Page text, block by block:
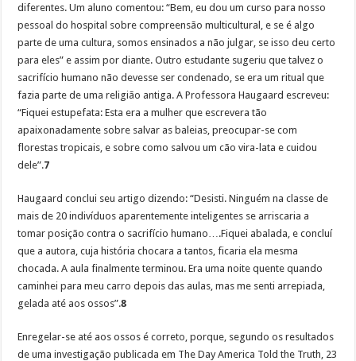
diferentes. Um aluno comentou: “Bem, eu dou um curso para nosso
pessoal do hospital sobre compreensão multicultural, e se é algo
parte de uma cultura, somos ensinados a não julgar, se isso deu certo
para eles” e assim por diante. Outro estudante sugeriu que talvez o
sacrifício humano não devesse ser condenado, se era um ritual que
fazia parte de uma religião antiga. A Professora Haugaard escreveu:
“Fiquei estupefata: Esta era a mulher que escrevera tão
apaixonadamente sobre salvar as baleias, preocupar-se com
florestas tropicais, e sobre como salvou um cão vira-lata e cuidou
dele”.7
Haugaard conclui seu artigo dizendo: “Desisti. Ninguém na classe de
mais de 20 indivíduos aparentemente inteligentes se arriscaria a
tomar posição contra o sacrifício humano….Fiquei abalada, e concluí
que a autora, cuja história chocara a tantos, ficaria ela mesma
chocada. A aula finalmente terminou. Era uma noite quente quando
caminhei para meu carro depois das aulas, mas me senti arrepiada,
gelada até aos ossos”.8
Enregelar-se até aos ossos é correto, porque, segundo os resultados
de uma investigação publicada em The Day America Told the Truth, 23